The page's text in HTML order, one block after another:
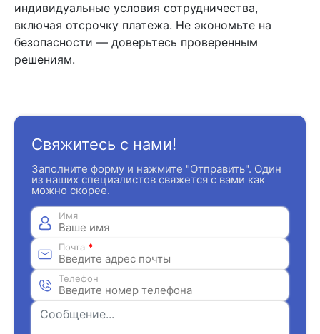
индивидуальные условия сотрудничества,
включая отсрочку платежа. Не экономьте на
безопасности — доверьтесь проверенным
решениям.
Свяжитесь с нами!
Заполните форму и нажмите "Отправить". Один
из наших специалистов свяжется с вами как
можно скорее.
Имя
Почта *
Телефон